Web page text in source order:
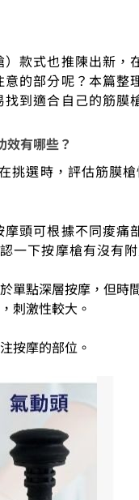
款式也推陳出新，
的部分呢？本篇
到適合自己的筋膜
有哪些？
選時，評估筋膜槍
頭可根據不同痠痛
一下按摩槍有沒有附
單點深層按摩，但時
刺激性較大。
按摩的部位。